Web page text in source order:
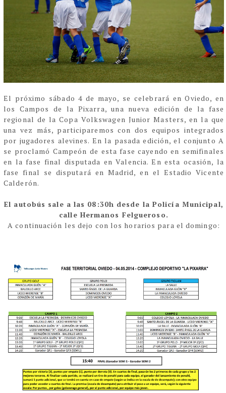
El próximo sábado 4 de mayo, se celebrará en Oviedo, en
los Campos de la Pixarra, una nueva edición de la fase
regional de la Copa Volkswagen Junior Masters, en la que
una vez más, participaremos con dos equipos integrados
por jugadores alevines. En la pasada edición, el conjunto A
se proclamó Campeón de esta fase cayendo en semifinales
en la fase final disputada en Valencia. En esta ocasión, la
fase final se disputará en Madrid, en el Estadio Vicente
Calderón.
El autobús sale a las 08:30h desde la Policía Municipal,
calle Hermanos Felgueroso.
A continuación les dejo con los horarios para el domingo: